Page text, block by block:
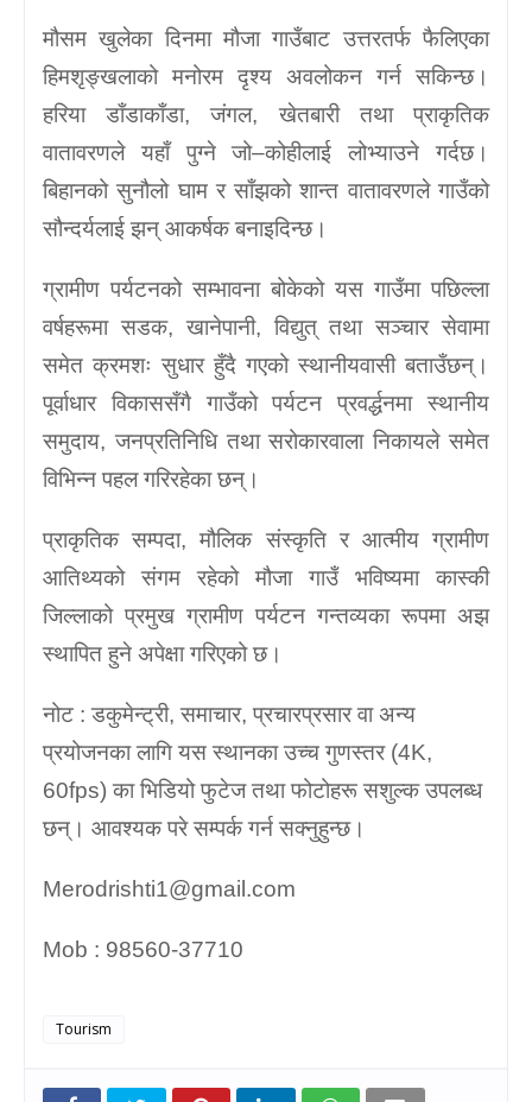
मौसम खुलेका दिनमा मौजा गाउँबाट उत्तरतर्फ फैलिएका
हिमशृङ्खलाको मनोरम दृश्य अवलोकन गर्न सकिन्छ।
हरिया डाँडाकाँडा, जंगल, खेतबारी तथा प्राकृतिक
वातावरणले यहाँ पुग्ने जो–कोहीलाई लोभ्याउने गर्दछ।
बिहानको सुनौलो घाम र साँझको शान्त वातावरणले गाउँको
सौन्दर्यलाई झन् आकर्षक बनाइदिन्छ।
ग्रामीण पर्यटनको सम्भावना बोकेको यस गाउँमा पछिल्ला
वर्षहरूमा सडक, खानेपानी, विद्युत् तथा सञ्चार सेवामा
समेत क्रमशः सुधार हुँदै गएको स्थानीयवासी बताउँछन्।
पूर्वाधार विकाससँगै गाउँको पर्यटन प्रवर्द्धनमा स्थानीय
समुदाय, जनप्रतिनिधि तथा सरोकारवाला निकायले समेत
विभिन्न पहल गरिरहेका छन्।
प्राकृतिक सम्पदा, मौलिक संस्कृति र आत्मीय ग्रामीण
आतिथ्यको संगम रहेको मौजा गाउँ भविष्यमा कास्की
जिल्लाको प्रमुख ग्रामीण पर्यटन गन्तव्यका रूपमा अझ
स्थापित हुने अपेक्षा गरिएको छ।
नोट : डकुमेन्ट्री, समाचार, प्रचारप्रसार वा अन्य
प्रयोजनका लागि यस स्थानका उच्च गुणस्तर (4K,
60fps) का भिडियो फुटेज तथा फोटोहरू सशुल्क उपलब्ध
छन्। आवश्यक परे सम्पर्क गर्न सक्नुहुन्छ।
Merodrishti1@gmail.com
Mob : 98560-37710
Tourism